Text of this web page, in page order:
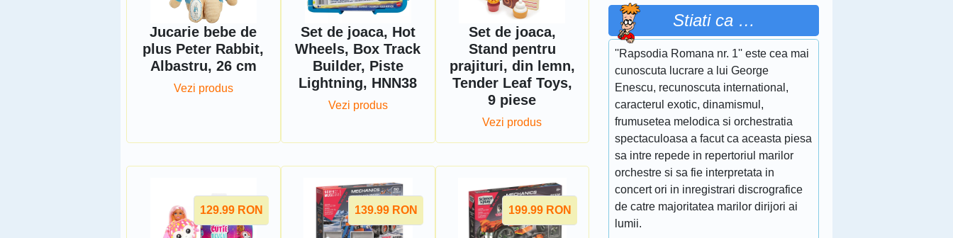
Jucarie bebe de
plus Peter Rabbit,
Albastru, 26 cm
Vezi produs
Set de joaca, Hot
Wheels, Box Track
Builder, Piste
Lightning, HNN38
Vezi produs
Set de joaca,
Stand pentru
prajituri, din lemn,
Tender Leaf Toys,
9 piese
Vezi produs
129.99 RON 139.99 RON 199.99 RON
Stiati ca …
''Rapsodia Romana nr. 1'' este cea mai
cunoscuta lucrare a lui George
Enescu, recunoscuta international,
caracterul exotic, dinamismul,
frumusetea melodica si orchestratia
spectaculoasa a facut ca aceasta piesa
sa intre repede in repertoriul marilor
orchestre si sa fie interpretata in
concert ori in inregistrari discrografice
de catre majoritatea marilor dirijori ai
lumii.